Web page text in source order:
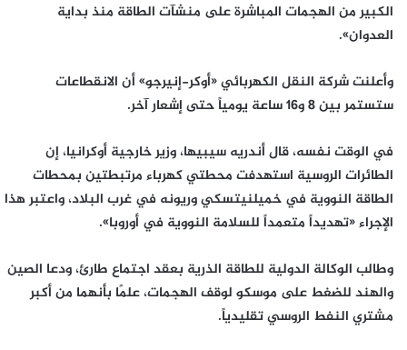
الكبير من الهجمات المباشرة على منشآت الطاقة منذ بداية
العدوان».
وأعلنت شركة النقل الكهربائي «أوكر-إنيرجو» أن الانقطاعات
ستستمر بين 8 و16 ساعة يومياً حتى إشعار آخر.
في الوقت نفسه، قال أندريه سيبيها، وزير خارجية أوكرانيا، إن
الطائرات الروسية استهدفت محطتي كهرباء مرتبطتين بمحطات
الطاقة النووية في خميلنيتسكي وريونه في غرب البلاد، واعتبر هذا
الإجراء «تهديداً متعمداً للسلامة النووية في أوروبا».
وطالب الوكالة الدولية للطاقة الذرية بعقد اجتماع طارئ، ودعا الصين
والهند للضغط على موسكو لوقف الهجمات، علمًا بأنهما من أكبر
مشتري النفط الروسي تقليدياً.